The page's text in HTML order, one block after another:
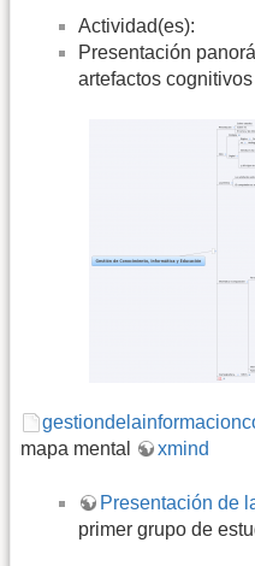
Actividad(es):
Presentación
artefactos
mapa mental
xmind
Presentación de
primer grupo de